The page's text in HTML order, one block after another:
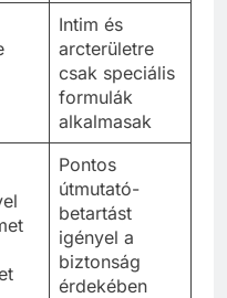
Intim és
arcterületre
csak speciális
formulák
alkalmasak
Pontos
útmutató-
betartást
igényel a
biztonság
érdekében